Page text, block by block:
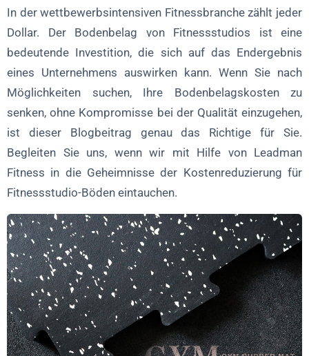
Die Kosten für einen Bodenbelag in einem Fitnessstudio hängen
von mehreren Faktoren ab:
Verschiedene Bodenbelagsoptionen und ihre Kosten:
Der Leadman-Fitness-Vorteil
Einsparungen direkt ab Werk
Mengenrabatte
Konkurrenzfähige Preisgestaltung
Finanzielle Optionen
Nachhaltigkeit und grüne Einsparungen
Schlussfolgerung
Häufig gestellte Fragen (FAQ)
1. Wie wähle ich den richtigen Bodenbelag für mein
In der wettbewerbsintensiven Fitnessbranche zählt jeder
Dollar. Der Bodenbelag von Fitnessstudios ist eine
bedeutende Investition, die sich auf das Endergebnis
eines Unternehmens auswirken kann. Wenn Sie nach
Möglichkeiten suchen, Ihre Bodenbelagskosten zu
senken, ohne Kompromisse bei der Qualität einzugehen,
ist dieser Blogbeitrag genau das Richtige für Sie.
Begleiten Sie uns, wenn wir mit Hilfe von Leadman
Fitness in die Geheimnisse der Kostenreduzierung für
Fitnessstudio-Böden eintauchen.